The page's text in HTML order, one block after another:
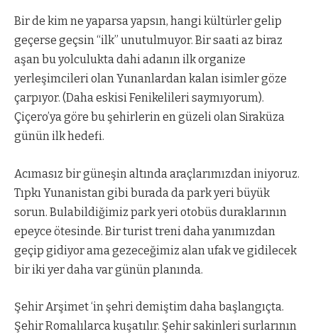
Bir de kim ne yaparsa yapsın, hangi kültürler gelip
geçerse geçsin “ilk” unutulmuyor. Bir saati az biraz
aşan bu yolculukta dahi adanın ilk organize
yerleşimcileri olan Yunanlardan kalan isimler göze
çarpıyor. (Daha eskisi Fenikelileri saymıyorum).
Çiçero’ya göre bu şehirlerin en güzeli olan Siraküza
günün ilk hedefi.
Acımasız bir güneşin altında araçlarımızdan iniyoruz.
Tıpkı Yunanistan gibi burada da park yeri büyük
sorun. Bulabildiğimiz park yeri otobüs duraklarının
epeyce ötesinde. Bir turist treni daha yanımızdan
geçip gidiyor ama gezeceğimiz alan ufak ve gidilecek
bir iki yer daha var günün planında.
Şehir Arşimet ‘in şehri demiştim daha başlangıçta.
Şehir Romalılarca kuşatılır. Şehir sakinleri surlarının